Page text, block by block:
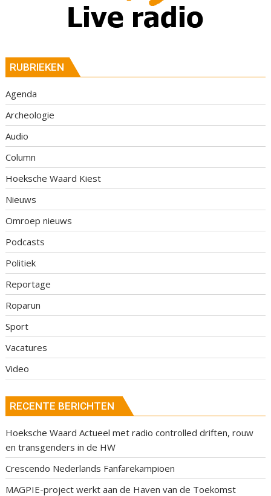
RUBRIEKEN
Agenda
Archeologie
Audio
Column
Hoeksche Waard Kiest
Nieuws
Omroep nieuws
Podcasts
Politiek
Reportage
Roparun
Sport
Vacatures
Video
RECENTE BERICHTEN
Hoeksche Waard Actueel met radio controlled driften, rouw
en transgenders in de HW
Crescendo Nederlands Fanfarekampioen
MAGPIE-project werkt aan de Haven van de Toekomst